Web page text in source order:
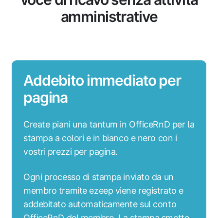
amministrative
Addebito immediato per
pagina
Create piani una tantum in OfficeRnD per la
stampa a colori e in bianco e nero con i
vostri prezzi per pagina.
Ogni processo di stampa inviato da un
membro tramite ezeep viene registrato e
addebitato automaticamente sul conto